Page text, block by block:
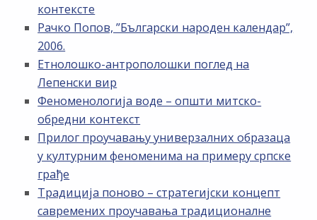
контексте
Рачко Попов, ”Български народен календар”,
2006.
Етнолошко-антрополошки поглед на
Лепенски вир
Феноменологија воде – општи митско-
обредни контекст
Прилог проучавању универзалних образаца
у културним феноменима на примеру српске
грађе
Традиција поново – стратегијски концепт
савремених проучавања традиционалне